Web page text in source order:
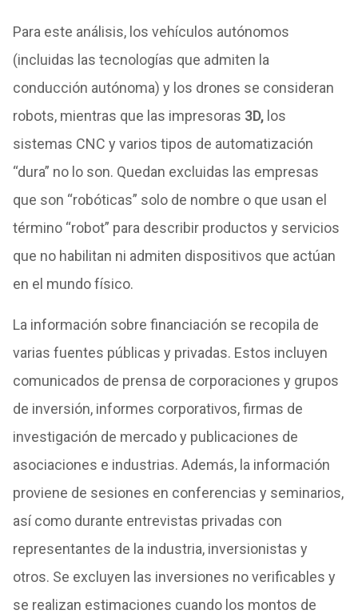
Para este análisis, los vehículos autónomos
(incluidas las tecnologías que admiten la
conducción autónoma) y los drones se consideran
robots, mientras que las impresoras 3D,los
sistemas CNC y varios tipos de automatización
“dura” no lo son. Quedan excluidas las empresas
que son “robóticas” solo de nombre o que usan el
término “robot” para describir productos y servicios
que no habilitan ni admiten dispositivos que actúan
en el mundo físico.
La información sobre financiación se recopila de
varias fuentes públicas y privadas. Estos incluyen
comunicados de prensa de corporaciones y grupos
de inversión, informes corporativos, firmas de
investigación de mercado y publicaciones de
asociaciones e industrias. Además, la información
proviene de sesiones en conferencias y seminarios,
así como durante entrevistas privadas con
representantes de la industria, inversionistas y
otros. Se excluyen las inversiones no verificables y
se realizan estimaciones cuando los montos de